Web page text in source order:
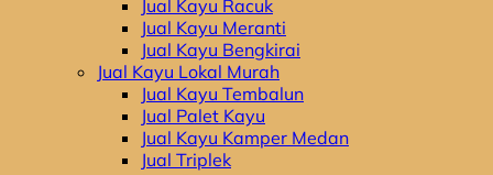
Jual Kayu Racuk
Jual Kayu Meranti
Jual Kayu Bengkirai
Jual Kayu Lokal Murah
Jual Kayu Tembalun
Jual Palet Kayu
Jual Kayu Kamper Medan
Jual Triplek